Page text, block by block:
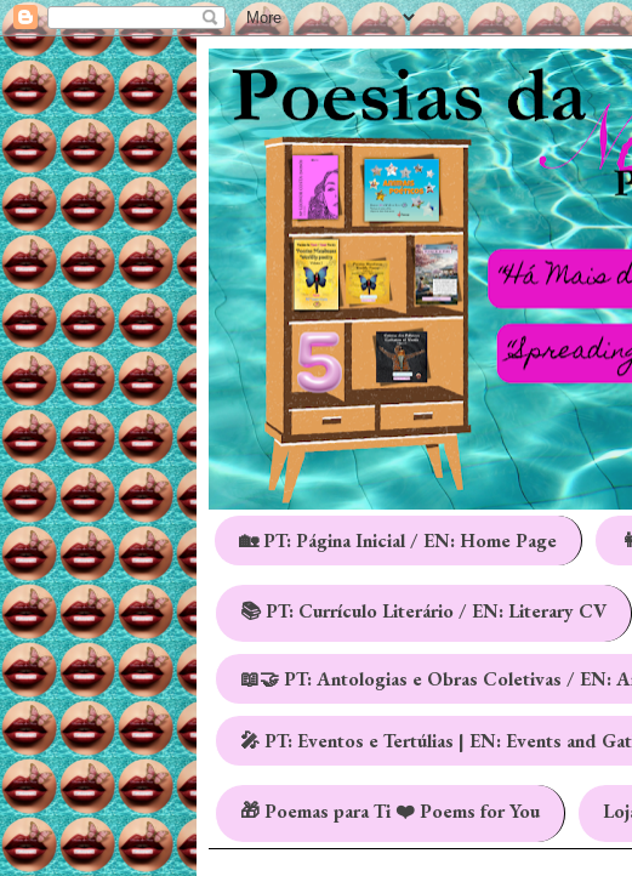
🏡 PT: Página Inicial / EN: Home Page
📚 PT: Currículo Literário / EN: Literary CV
📖🤝 PT: Antologias e Obras Coletivas / EN:
🎤 PT: Eventos e Tertúlias | EN: Events and
🎁 Poemas para Ti ❤️ Poems for You